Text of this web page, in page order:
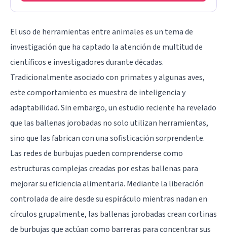
El uso de herramientas entre animales es un tema de
investigación que ha captado la atención de multitud de
científicos e investigadores durante décadas.
Tradicionalmente asociado con primates y algunas aves,
este comportamiento es muestra de inteligencia y
adaptabilidad. Sin embargo, un estudio reciente ha revelado
que las ballenas jorobadas no solo utilizan herramientas,
sino que las fabrican con una sofisticación sorprendente.
Las redes de burbujas pueden comprenderse como
estructuras complejas creadas por estas ballenas para
mejorar su eficiencia alimentaria. Mediante la liberación
controlada de aire desde su espiráculo mientras nadan en
círculos grupalmente, las ballenas jorobadas crean cortinas
de burbujas que actúan como barreras para concentrar sus